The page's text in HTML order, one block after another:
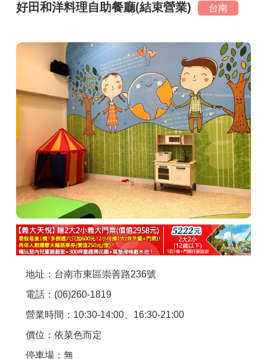
最新留言
商家合作
推薦景點
討論區
聯絡我們
APP下載
好田和洋料理自助餐廳(結束營業) 台南
地址：台南市東區崇善路236號
電話：(06)260-1819
營業時間：10:30-14:00、16:30-21:00
價位：依菜色而定
停車場：無